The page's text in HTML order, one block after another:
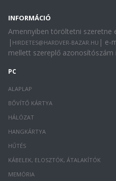
INFORMÁCIÓ
Amennyiben töröltetni szeretne
| HIRDETES@HARDVER-BAZAR.HU | e-
mellett szereplő
PC
ALAPLAP
BŐVÍTŐ KÁRTYA
HÁLÓZAT
HANGKÁRTYA
HŰTÉS
KÁBELEK, ELOSZTÓK, ÁTALAKÍTÓK
MEMÓRIA